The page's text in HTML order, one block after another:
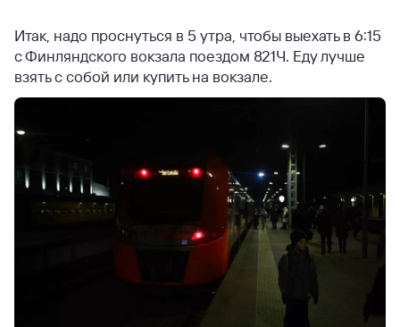
Итак, надо проснуться в 5 утра, чтобы выехать в 6:15
с Финляндского вокзала поездом 821Ч. Еду лучше
взять с собой или купить на вокзале.